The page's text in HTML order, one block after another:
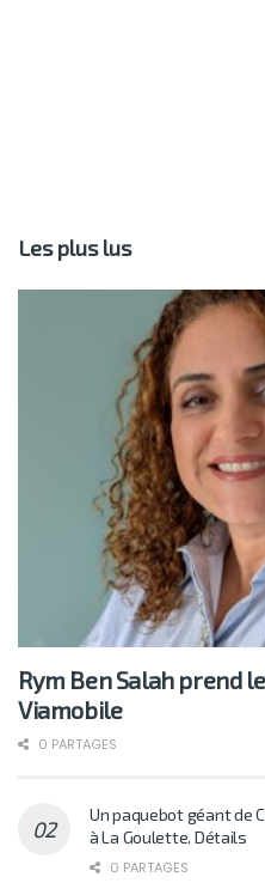
Les plus lus
Rym Ben Salah prend
Viamobile
0 PARTAGES
Un paquebot géant de
à La Goulette. Détails
0 PARTAGES